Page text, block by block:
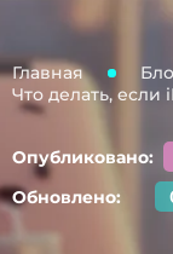
Главная
Что делать,
Опубликовано:
Обновлено: